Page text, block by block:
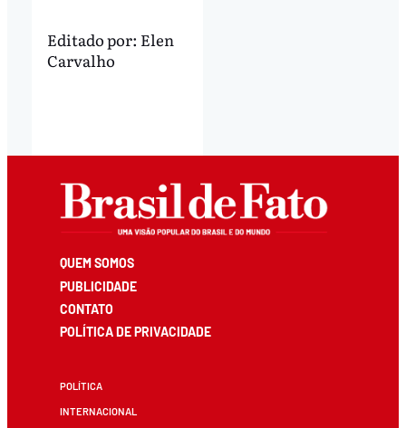
Editado por: Elen
Carvalho
QUEM SOMOS
PUBLICIDADE
CONTATO
POLÍTICA DE PRIVACIDADE
POLÍTICA
INTERNACIONAL